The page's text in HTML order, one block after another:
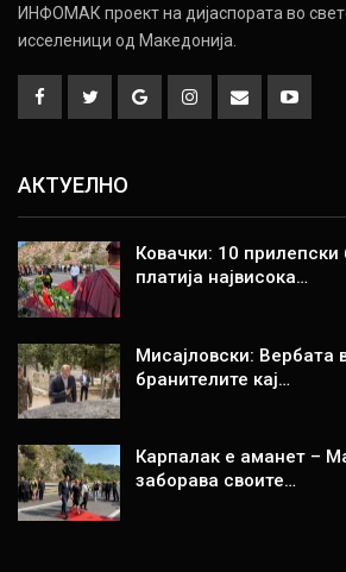
ИНФОМАК проект на дијаспората во
исселеници од Македонија.
АКТУЕЛНО
Ковачки: 10 прилепски
платија највисока…
Мисајловски: Вербата
бранителите кај…
Карпалак е аманет –
заборава своите…